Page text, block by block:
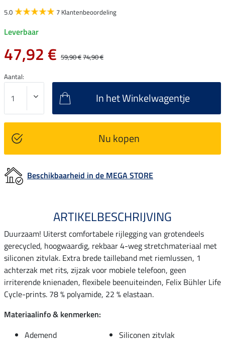
5.0 7 Klantenbeoordeling
Leverbaar
47,92 € 59,90 €74,90 €
Aantal:
In het Winkelwagentje
Nu kopen
Beschikbaarheid in de MEGA STORE
ARTIKELBESCHRIJVING
Duurzaam! Uiterst comfortabele rijlegging van grotendeels
gerecycled, hoogwaardig, rekbaar 4-weg stretchmateriaal met
siliconen zitvlak. Extra brede tailleband met riemlussen, 1
achterzak met rits, zijzak voor mobiele telefoon, geen
irriterende knienaden, flexibele beenuiteinden, Felix Bühler Life
Cycle-prints. 78 % polyamide, 22 % elastaan.
Materiaalinfo & kenmerken:
Ademend
Siliconen zitvlak